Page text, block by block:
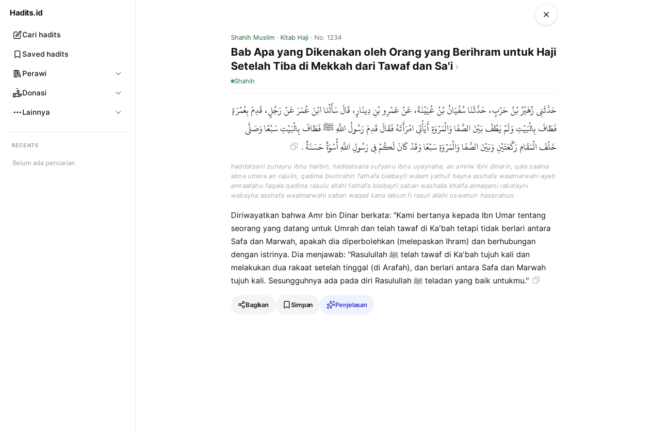
Hadits.id
Cari hadits
Saved hadits
Perawi
Donasi
Lainnya
RECENTS
Belum ada pencarian
Shahih Muslim · Kitab Haji · No. 1234
Bab Apa yang Dikenakan oleh Orang yang Berihram untuk Haji
Setelah Tiba di Mekkah dari Tawaf dan Sa'i
Shahih
حَدَّثَنِي زُهَيْرُ بْنُ حَرْبٍ، حَدَّثَنَا سُفْيَانُ بْنُ عُيَيْنَةَ، عَنْ عَمْرِو بْنِ دِينَارٍ، قَالَ سَأَلْنَا ابْنَ عُمَرَ عَنْ رَجُلٍ، قَدِمَ بِعُمْرَةٍ
فَطَافَ بِالْبَيْتِ وَلَمْ يَطُفْ بَيْنَ الصَّفَا وَالْمَرْوَةِ أَيَأْتِي امْرَأَتَهُ فَقَالَ قَدِمَ رَسُولُ اللَّهِ ﷺ فَطَافَ بِالْبَيْتِ سَبْعًا وَصَلَّى
خَلْفَ الْمَقَامِ رَكْعَتَيْنِ وَبَيْنَ الصَّفَا وَالْمَرْوَةِ سَبْعًا وَقَدْ كَانَ لَكُمْ فِي رَسُولِ اللَّهِ أُسْوَةٌ حَسَنَةٌ .
haddatsani zuhayru ibnu harbin, haddatsana sufyanu ibnu uyaynaha, an amriw ibni dinarin, qala saalna
abna umara an rajulin, qadima biumrahin fathafa bialbayti walam yathuf bayna asshafa waalmarwahi ayati
amraatahu faqala qadima rasulu allahi fathafa bialbayti saban washalla khalfa almaqami rakatayni
wabayna asshafa waalmarwahi saban waqad kana lakum fi rasuli allahi uswahun hasanahun.
Diriwayatkan bahwa Amr bin Dinar berkata: "Kami bertanya kepada Ibn Umar tentang
seorang yang datang untuk Umrah dan telah tawaf di Ka'bah tetapi tidak berlari antara
Safa dan Marwah, apakah dia diperbolehkan (melepaskan Ihram) dan berhubungan
dengan istrinya. Dia menjawab: "Rasulullah ﷺ telah tawaf di Ka'bah tujuh kali dan
melakukan dua rakaat setelah tinggal (di Arafah), dan berlari antara Safa dan Marwah
tujuh kali. Sesungguhnya ada pada diri Rasulullah ﷺ teladan yang baik untukmu."
Bagikan Simpan Penjelasan